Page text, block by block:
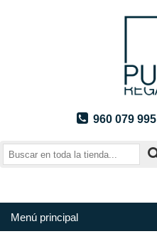
960 079 995
Menú principal